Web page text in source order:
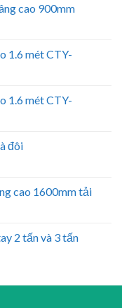
cao 900mm
1.6 mét CTY-
1.6 mét CTY-
đôi
cao 1600mm tải
2 tấn và 3 tấn